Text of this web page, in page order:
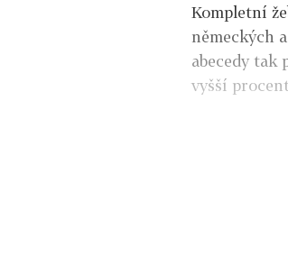
Kompletní
německých
abecedy tak
vyšší